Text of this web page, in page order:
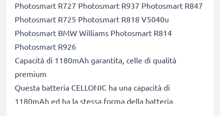
Photosmart R727 Photosmart R937 Photosmart R847
Photosmart R725 Photosmart R818 V5040u
Photosmart BMW Williams Photosmart R814
Photosmart R926
Capacità di 1180mAh garantita, celle di qualità
premium
Questa batteria CELLONIC ha una capacità di
1180mAh ed ha la stessa forma della batteria